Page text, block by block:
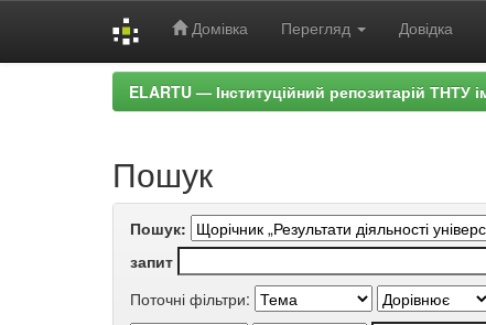
Домівка Перегляд Довідка
ELARTU — Інституційний репозитарій ТНТУ
Пошук
Пошук:
запит
Поточні фільтри: